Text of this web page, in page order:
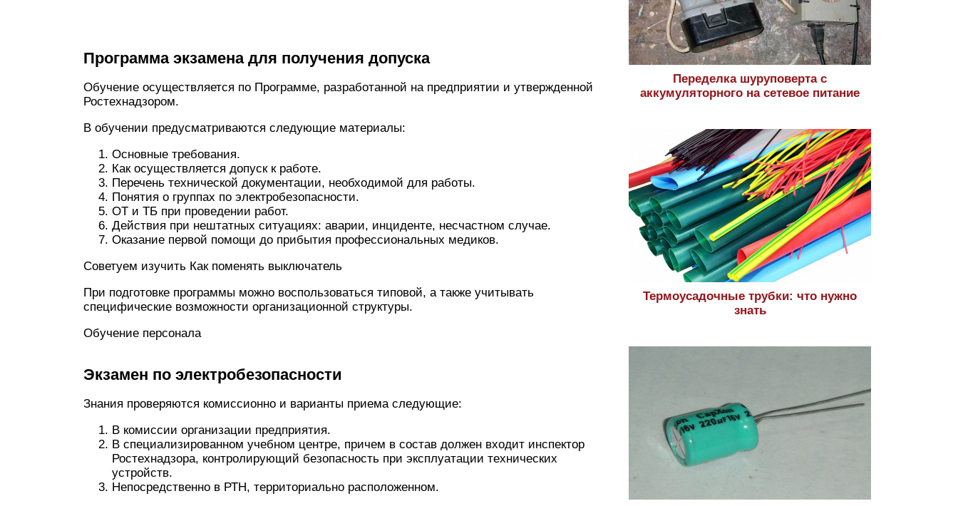
Программа экзамена для получения допуска
Обучение осуществляется по Программе, разработанной на предприятии и утвержденной
Ростехнадзором.
В обучении предусматриваются следующие материалы:
Основные требования.
Как осуществляется допуск к работе.
Перечень технической документации, необходимой для работы.
Понятия о группах по электробезопасности.
ОТ и ТБ при проведении работ.
Действия при нештатных ситуациях: аварии, инциденте, несчастном случае.
Оказание первой помощи до прибытия профессиональных медиков.
Советуем изучить Как поменять выключатель
При подготовке программы можно воспользоваться типовой, а также учитывать
специфические возможности организационной структуры.
Обучение персонала
Экзамен по электробезопасности
Знания проверяются комиссионно и варианты приема следующие:
В комиссии организации предприятия.
В специализированном учебном центре, причем в состав должен входит инспектор
Ростехнадзора, контролирующий безопасность при эксплуатации технических
устройств.
Непосредственно в РТН, территориально расположенном.
Переделка шуруповерта с
аккумуляторного на сетевое питание
Термоусадочные трубки: что нужно
знать